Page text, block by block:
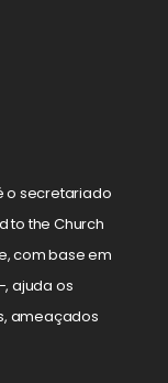
o secretariado
to the Church
com base em
ajuda os
ameaçados